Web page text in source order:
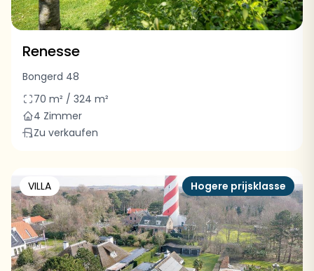
Renesse
Bongerd 48
70 m² / 324 m²
4 Zimmer
Zu verkaufen
VILLA Hogere prijsklasse